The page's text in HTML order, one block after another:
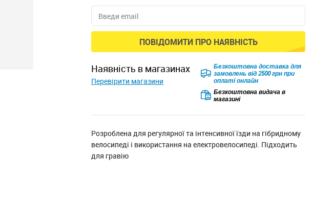
ПОВІДОМИТИ ПРО НАЯВНІСТЬ
наявність в магазинах
Перевірити магазини
Безкоштовна доставка для
замовлень від 2500 грн при
оплаті онлайн
Безкоштовна видача в
магазині
Розроблена для регулярної та інтенсивної їзди на гібридному
велосипеді і використання на електровелосипеді. Підходить
для гравію